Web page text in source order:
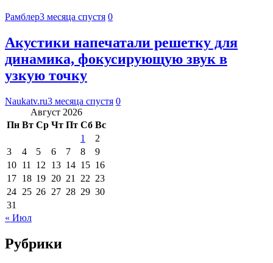
Рамблер3 месяца спустя 0
Акустики напечатали решетку для
динамика, фокусирующую звук в
узкую точку
Naukatv.ru3 месяца спустя 0
Август 2026
Пн Вт Ср Чт Пт Сб Вс
1
2
3
4 5 6 7 8
9
10 11 12 13 14 15 16
17 18 19 20 21 22 23
24 25 26 27 28 29 30
31
« Июл
Рубрики